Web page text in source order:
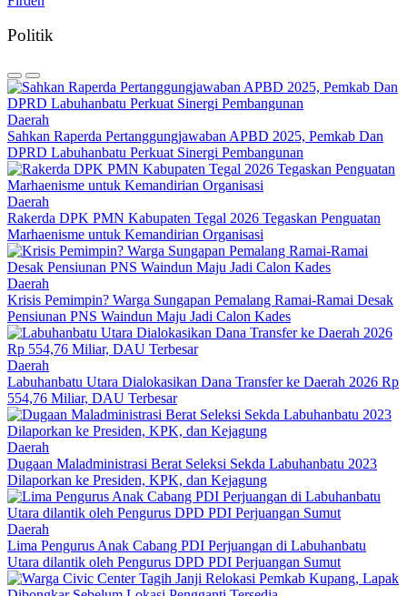
Politik
Daerah
Sahkan Raperda Pertanggungjawaban APBD 2025, Pemkab Dan
DPRD Labuhanbatu Perkuat Sinergi Pembangunan
Daerah
Rakerda DPK PMN Kabupaten Tegal 2026 Tegaskan Penguatan
Marhaenisme untuk Kemandirian Organisasi
Daerah
Krisis Pemimpin? Warga Sungapan Pemalang Ramai-Ramai Desak
Pensiunan PNS Waindun Maju Jadi Calon Kades
Daerah
Labuhanbatu Utara Dialokasikan Dana Transfer ke Daerah 2026 Rp
554,76 Miliar, DAU Terbesar
Daerah
Dugaan Maladministrasi Berat Seleksi Sekda Labuhanbatu 2023
Dilaporkan ke Presiden, KPK, dan Kejagung
Daerah
Lima Pengurus Anak Cabang PDI Perjuangan di Labuhanbatu
Utara dilantik oleh Pengurus DPD PDI Perjuangan Sumut